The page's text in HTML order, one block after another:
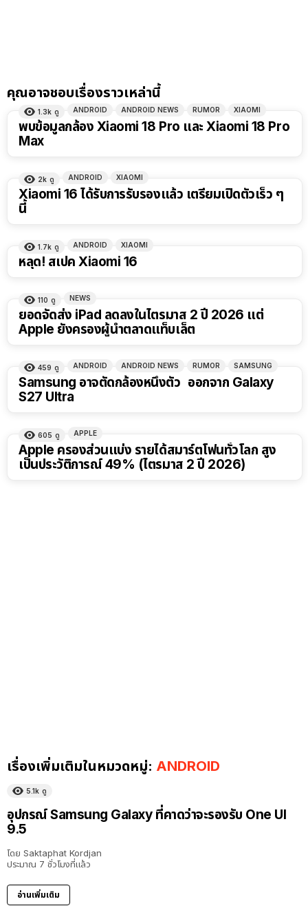
คุณอาจชอบเรื่องราวเหล่านี้
1.3k ดู ANDROID ANDROID NEWS RUMOR XIAOMI
พบข้อมูลกล้อง Xiaomi 18 Pro และ Xiaomi 18 Pro
Max
2k ดู ANDROID XIAOMI
Xiaomi 16 ได้รับการรับรองแล้ว เตรียมเปิดตัวเร็ว ๆ
นี้
1.7k ดู ANDROID XIAOMI
หลุด! สเปค Xiaomi 16
110 ดู NEWS
ยอดจัดส่ง iPad ลดลงในไตรมาส 2 ปี 2026 แต่
Apple ยังครองผู้นำตลาดแท็บเล็ต
459 ดู ANDROID ANDROID NEWS RUMOR SAMSUNG
Samsung อาจตัดกล้องหนึ่งตัว ออกจาก Galaxy
S27 Ultra
605 ดู APPLE
Apple ครองส่วนแบ่ง รายได้สมาร์ตโฟนทั่วโลก สูง
เป็นประวัติการณ์ 49% (ไตรมาส 2 ปี 2026)
เรื่องเพิ่มเติมในหมวดหมู่: ANDROID
5.1k ดู
อุปกรณ์ Samsung Galaxy ที่คาดว่าจะรองรับ One UI
9.5
โดย Saktaphat Kordjan
ประมาณ 7 ชั่วโมงที่แล้ว
อ่านเพิ่มเติม